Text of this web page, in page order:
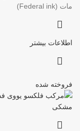
مات (Federal ink)
اطلاعات بیشتر
فروخته شده